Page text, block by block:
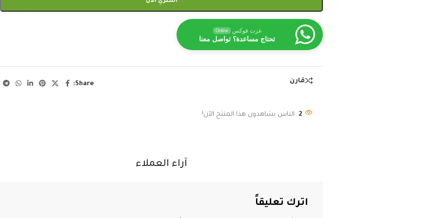
عزت فوكس Online
تحتاج مساعدة؟ تواصل معنا
قارن Share:
2 الناس يشاهدون هذا المنتج الآن!
آراء العملاء
اترك تعليقاً